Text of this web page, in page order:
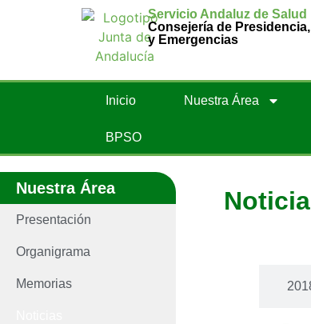
Servicio Andaluz de Salud
Consejería de
y Emergencias
Inicio Nuestra Área
BPSO
Nuestra Área
Presentación
Organigrama
Memorias